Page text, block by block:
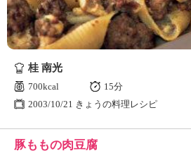
桂 南光
700kcal
15分
2003/10/21 きょうの料理レシピ
豚ももの肉豆腐